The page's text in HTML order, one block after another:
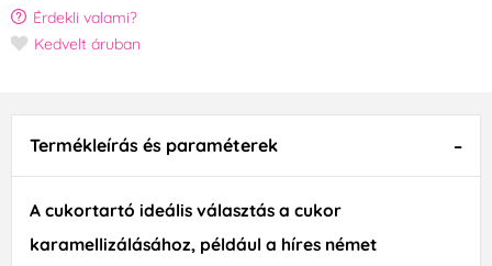
Érdekli valami?
Kedvelt áruban
Termékleírás és paraméterek
A cukortartó ideális választás a cukor
karamellizálásához, például a híres német